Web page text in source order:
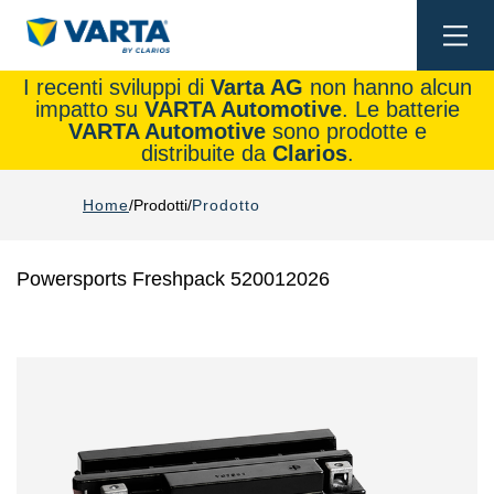
I recenti sviluppi di Varta AG non hanno alcun
impatto su VARTA Automotive. Le batterie
VARTA Automotivesono prodotte e
distribuite da Clarios.
Home Prodotti Prodotto
Powersports Freshpack 520012026